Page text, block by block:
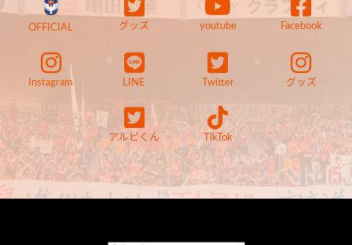
OFFICIAL グッズ youtube Facebook
Instagram LINE Twitter グッズ
アルビくん TikTok